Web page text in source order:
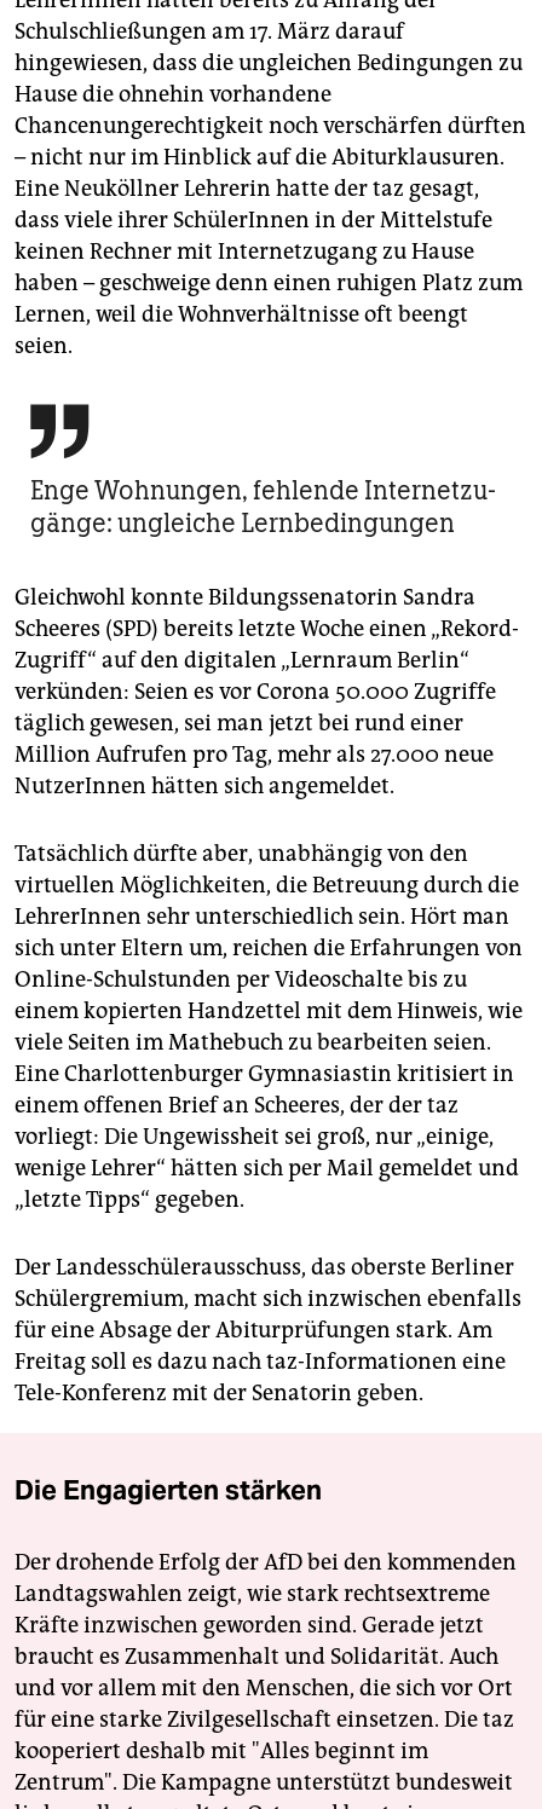
Schulschließungen am 17. März darauf
hingewiesen, dass die ungleichen Bedingungen zu
Hause die ohnehin vorhandene
Chancenungerechtigkeit noch verschärfen dürften
– nicht nur im Hinblick auf die Abiturklausuren.
Eine Neuköllner Lehrerin hatte der taz gesagt,
dass viele ihrer SchülerInnen in der Mittelstufe
keinen Rechner mit Internetzugang zu Hause
haben – geschweige denn einen ruhigen Platz zum
Lernen, weil die Wohnverhältnisse oft beengt
seien.

Enge Wohnungen, fehlende Internetzu­­
gänge: ungleiche Lernbedingungen
Gleichwohl konnte Bildungssenatorin Sandra
Scheeres (SPD) bereits letzte Woche einen „Rekord-
Zugriff“ auf den digitalen „Lernraum Berlin“
verkünden: Seien es vor Corona 50.000 Zugriffe
täglich gewesen, sei man jetzt bei rund einer
Million Aufrufen pro Tag, mehr als 27.000 neue
NutzerInnen hätten sich angemeldet.
Tatsächlich dürfte aber, unabhängig von den
virtuellen Möglichkeiten, die Betreuung durch die
LehrerInnen sehr unterschiedlich sein. Hört man
sich unter Eltern um, reichen die Erfahrungen von
Online-Schulstunden per Videoschalte bis zu
einem kopierten Handzettel mit dem Hinweis, wie
viele Seiten im Mathebuch zu bearbeiten seien.
Eine Charlottenburger Gymnasiastin kritisiert in
einem offenen Brief an Scheeres, der der taz
vorliegt: Die Ungewissheit sei groß, nur „einige,
wenige Lehrer“ hätten sich per Mail gemeldet und
„letzte Tipps“ gegeben.
Der Landesschülerausschuss, das oberste Berliner
Schülergremium, macht sich inzwischen ebenfalls
für eine Absage der Abiturprüfungen stark. Am
Freitag soll es dazu nach taz-Informationen eine
Tele-Konferenz mit der Senatorin geben.
Die Engagierten stärken
Der drohende Erfolg der AfD bei den kommenden
Landtagswahlen zeigt, wie stark rechtsextreme
Kräfte inzwischen geworden sind. Gerade jetzt
braucht es Zusammenhalt und Solidarität. Auch
und vor allem mit den Menschen, die sich vor Ort
für eine starke Zivilgesellschaft einsetzen. Die taz
kooperiert deshalb mit "Alles beginnt im
Zentrum". Die Kampagne unterstützt bundesweit